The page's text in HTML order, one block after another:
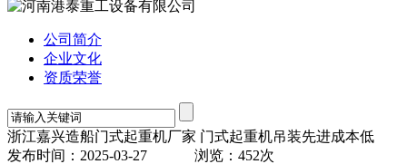
公司简介
企业文化
资质荣誉
浙江嘉兴造船门式起重机厂家 门式起重机吊装先进成本低
发布时间：2025-03-27 浏览：452次